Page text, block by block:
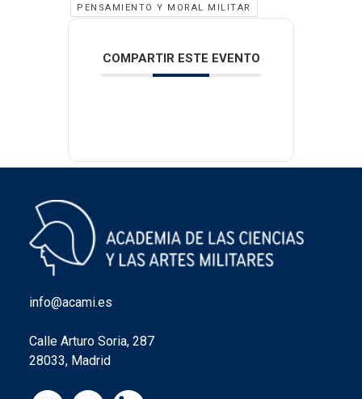
PENSAMIENTO Y MORAL MILITAR
COMPARTIR ESTE EVENTO
info@acami.es
Calle Arturo Soria, 287
28033, Madrid